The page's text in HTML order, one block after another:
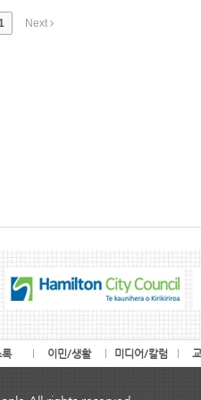
Next
이민/생활 미디어/칼럼